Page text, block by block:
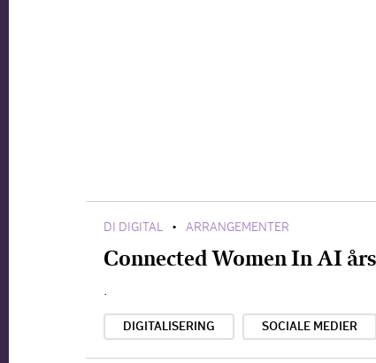
DI DIGITAL • ARRANGEMENTER
Connected Women In AI
.
DIGITALISERING SOCIALE MEDIER